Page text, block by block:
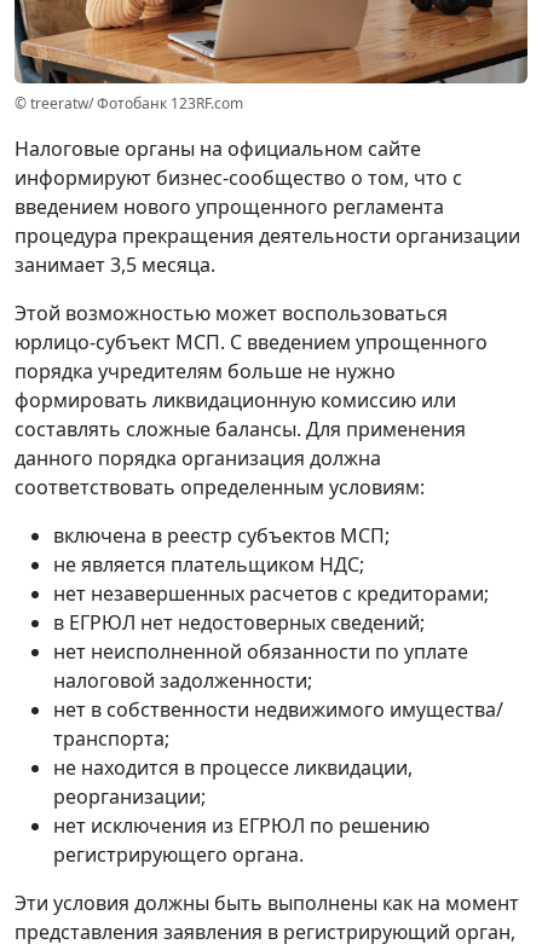
© treeratw/ Фотобанк 123RF.com
Налоговые органы на официальном сайте
информируют бизнес-сообщество о том, что с
введением нового упрощенного регламента
процедура прекращения деятельности организации
занимает 3,5 месяца.
Этой возможностью может воспользоваться
юрлицо-субъект МСП. С введением упрощенного
порядка учредителям больше не нужно
формировать ликвидационную комиссию или
составлять сложные балансы. Для применения
данного порядка организация должна
соответствовать определенным условиям:
включена в реестр субъектов МСП;
не является плательщиком НДС;
нет незавершенных расчетов с кредиторами;
в ЕГРЮЛ нет недостоверных сведений;
нет неисполненной обязанности по уплате
налоговой задолженности;
нет в собственности недвижимого имущества/
транспорта;
не находится в процессе ликвидации,
реорганизации;
нет исключения из ЕГРЮЛ по решению
регистрирующего органа.
Эти условия должны быть выполнены как на момент
представления заявления в регистрирующий орган,